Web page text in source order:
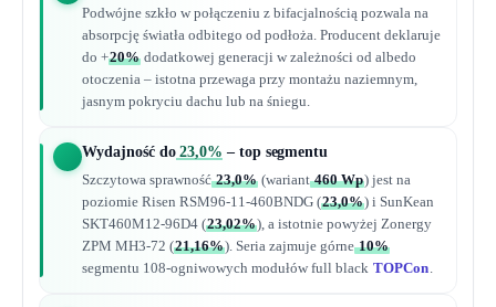
Podwójne szkło w połączeniu z bifacjalnością pozwala na
absorpcję światła odbitego od podłoża. Producent deklaruje
do +20% dodatkowej generacji w zależności od albedo
otoczenia – istotna przewaga przy montażu naziemnym,
jasnym pokryciu dachu lub na śniegu.
Wydajność do23,0% – top segmentu
Szczytowa sprawność23,0% (wariant460 Wp) jest na
poziomie Risen RSM96-11-460BNDG (23,0%) i SunKean
SKT460M12-96D4 (23,02%), a istotnie powyżej Zonergy
ZPM MH3-72 (21,16%). Seria zajmuje górne10%
segmentu 108-ogniwowych modułów full black TOPCon